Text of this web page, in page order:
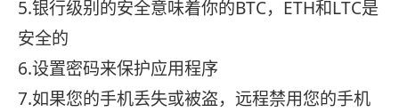
5.银行级别的安全意味着你的BTC，ETH和LTC是
安全的
6.设置密码来保护应用程序
7.如果您的手机丢失或被盗，远程禁用您的手机